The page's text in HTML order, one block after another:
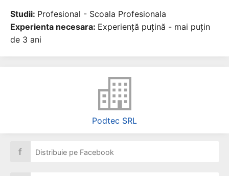
Studii: Profesional - Scoala Profesionala
Experienta necesara: Experiență puțină - mai puțin
de 3 ani
Podtec SRL
f Distribuie pe Facebook